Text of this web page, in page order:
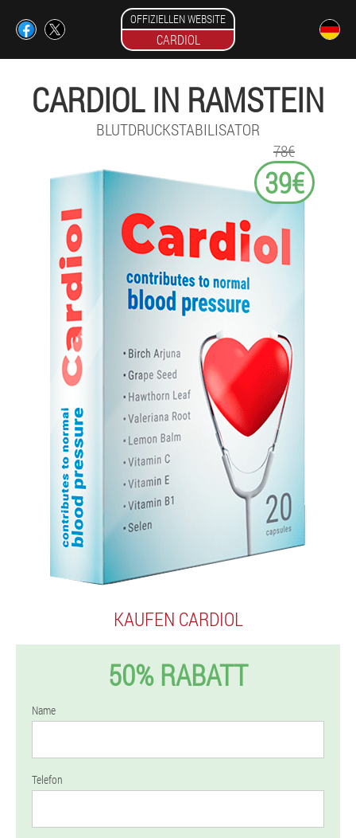
OFFIZIELLEN WEBSITE
CARDIOL
CARDIOL IN RAMSTEIN
BLUTDRUCKSTABILISATOR
78€
39€
KAUFEN CARDIOL
50% RABATT
Name
Telefon